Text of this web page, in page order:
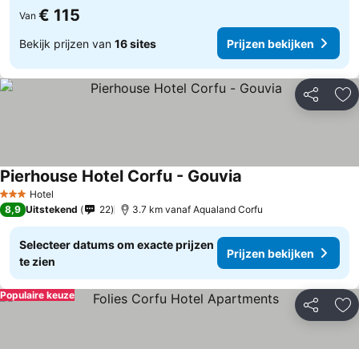
Van € 115
Bekijk prijzen van 16 sites Prijzen bekijken
Delen
3 SterrenHotel
Pierhouse Hotel Corfu - Gouvia
8,9 Uitstekend 22 3.7 km vanaf Aqualand Corfu
Selecteer datums om exacte prijzen
te zien
Prijzen bekijken
Delen
Populaire keuze